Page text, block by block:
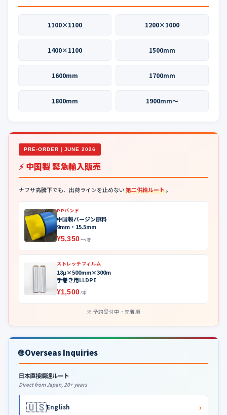
1100×1100 1200×1000
1400×1100 1500mm
1600mm 1700mm
1800mm 1900mm〜
PRE-ORDER｜JUNE 2026
⚡ 中国製 緊急輸入販売
ナフサ高騰下でも、出荷ラインを止めない第二供給ルート。
PPバンド
中国製バージン原料
9mm・15.5mm
¥5,350 〜/巻
ストレッチフィルム
18μ×500mm×300m
手巻き用LLDPE
¥1,500 /本
予約受付中・先着順
🌐 Overseas Inquiries
日本直接調達ルート
Direct from Japan, 20+ years
🇺🇸English ›